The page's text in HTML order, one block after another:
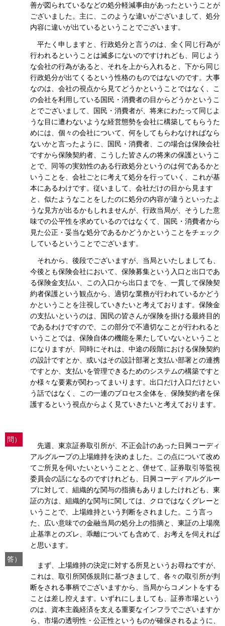
善が図られているなどの処分軽減事由があったということが
ございました。主に、このような違いがございまして、処分
内容に違いが出ているということでございます。
平たく申しますと、行政処分と言うのは、全く同じ行為が
行われるということは滅多にないのですけれども、同じよう
な会社の行為があると、それを上から入れると、下から同じ
行政処分が出てくるという性格のものではないのです。大事
なのは、会社の視点から見てどうかということではなく、こ
の会社を利用している国民・消費者の目からどうかというこ
とでございまして、国民・消費者が、将来にわたって同じよ
うな目に遭わないような経営態勢を会社に構築してもらうた
めには、個々の会社について、何をしてもらわなければなら
ないかと言ったように、国民・消費者、この場合は保険会社
ですから保険契約者、こうした皆さんの将来の保護というこ
とで、同等の実効性のある行政処分というのは何であるかと
いうことを、会社ごとに考えて処分を行っていく、これが基
本にあるわけです。従いまして、会社だけの目から見ます
と、似たようなことをしたのに処分の内容が違うといったよ
うな見方が出るかもしれませんが、行政当局が、そうした意
味での公平性を求めているのではなくて、国民・消費者から
見た公正・妥当な処分であるかどうかということをチェック
しているということでございます。
それから、後段でございますが、当局といたしましても、
今後とも保険会社において、保険募集という入口と出口であ
る保険金支払い、この入口から出口までを、一貫して保険契
約者保護という観点から、適切な業務が行われているかどう
かということを注視していきたいと考えております。保険金
の支払いというのは、国民の皆さんが保険を掛ける最終目的
であるわけですので、この部分で不適切なことが行われると
いうことでは、保険自体の機能を果たしていないということ
になりますが、同時にそれは、中途の段階における保険契約
の設計ですとか、或いはその設計部署と支払い部署との連携
ですとか、支払いを管理できるためのシステムの構築ですと
か様々な要素が関わってまいります。出口だけ入口だけとい
う話ではなく、この一連のプロセス全体を、保険契約者を保
護するという視点からよく見ていきたいと考えております。
問）
先週、東京証券取引所が、不正会計のあった日興コーディ
アルグループの上場維持を決めました。この点について改め
てご所見を伺いたいということと、併せて、証券取引等監視
委員会の話になるのですけれども、日興コーディアルグルー
プに対して、組織的な関与の指摘もありましたけれども、東
証の方は、組織的な関与に関しては、クロではなくグレーと
いうことで、上場維持という判断をされました。こう言っ
た、広い意味での金融当局の処分上の指摘と、東証の上場廃
止基準とのズレ、乖離についても含めて、お考えを伺えれば
と思います。
答）
まず、上場維持の決定に対する所見というお尋ねですが、
これは、取引所関係規則に基づきまして、各々の取引所が判
断をされる事柄でございますから、当局からコメントをする
ことは差し控えます。いずれにしましても、証券市場という
のは、資本主義経済を支える重要なインフラでございますか
ら、市場の透明性・公正性というものが確保されるように、